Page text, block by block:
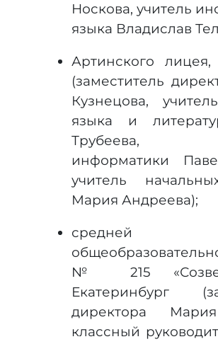
Носкова, учитель
языка Владислав
Артинского
(заместитель
Кузнецова,
языка и
Трубеева,
информатики
учитель
Мария Андреева);
средней
№ 215
Екатеринбург
директора
классный